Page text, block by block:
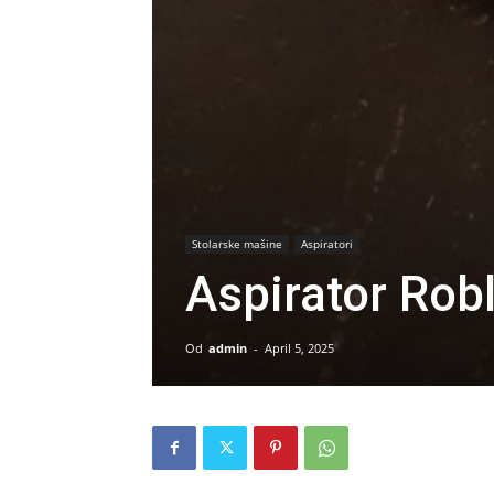
Stolarske mašine Aspiratori
Aspirator
Od admin - April 5, 2025